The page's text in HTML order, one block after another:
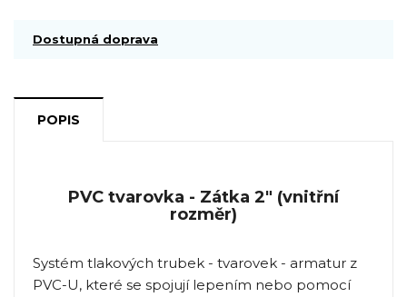
Dostupná doprava
POPIS
PVC tvarovka - Zátka 2" (vnitřní
rozměr)
Systém tlakových trubek - tvarovek - armatur z
PVC-U, které se spojují lepením nebo pomocí